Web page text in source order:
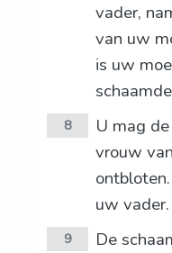
vader,
van uw
is uw
8
U mag
vrouw
uw vader.
9
De